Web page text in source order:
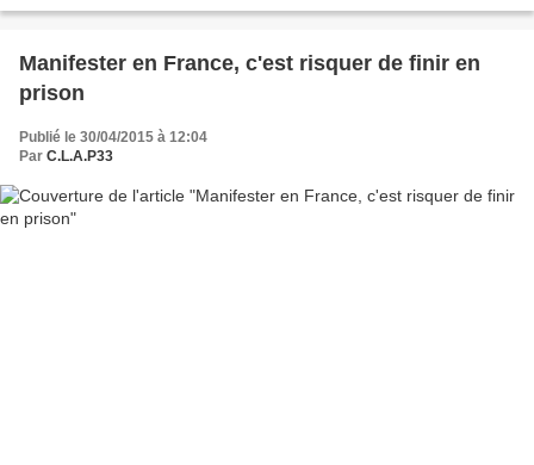
Manifester en France, c'est risquer de finir en
prison
Publié le 30/04/2015 à 12:04
Par C.L.A.P33